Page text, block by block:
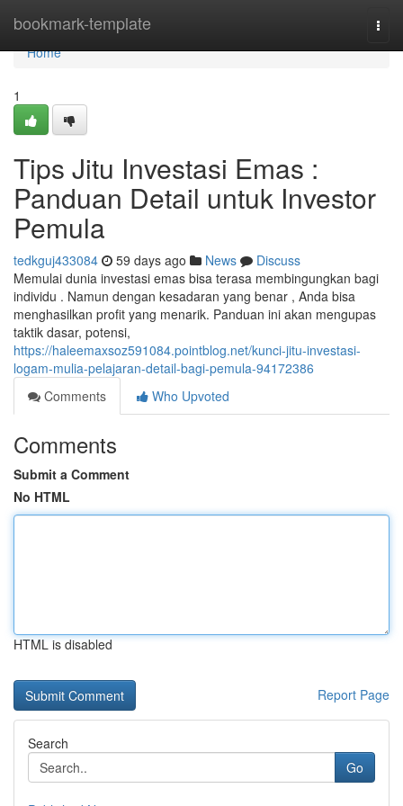
bookmark-template
Home
Home
1
Tips Jitu Investasi Emas :
Panduan Detail untuk Investor
Pemula
tedkguj433084 59 days ago News
Discuss
Memulai dunia investasi emas bisa terasa membingungkan bagi
individu . Namun dengan kesadaran yang benar , Anda bisa
menghasilkan profit yang menarik. Panduan ini akan mengupas
taktik dasar, potensi,
https://haleemaxsoz591084.pointblog.net/kunci-jitu-investasi-
logam-mulia-pelajaran-detail-bagi-pemula-94172386
Comments
Who Upvoted
Comments
Submit a Comment
No HTML
HTML is disabled
Report Page
Search
Go